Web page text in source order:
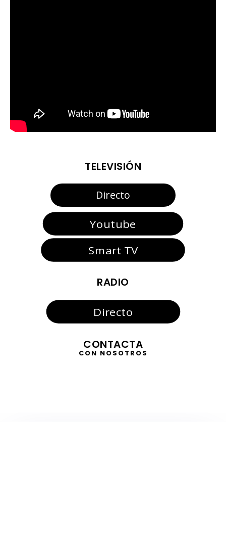
TELEVISIÓN
Directo
Youtube
Smart TV
RADIO
Directo
CONTACTA
CON NOSOTROS